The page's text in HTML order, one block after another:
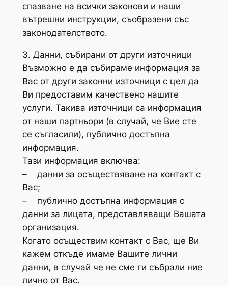
спазване на всички законови и наши
вътрешни инструкции, съобразени със
законодателството.
3. Данни, събирани от други източници
Възможно е да събираме информация за
Вас от други законни източници с цел да
Ви предоставим качествено нашите
услуги. Такива източници са информация
от наши партньори (в случай, че Вие сте
се съгласили), публично достъпна
информация.
Тази информация включва:
– данни за осъществяване на контакт с
Вас;
– публично достъпна информация с
данни за лицата, представляващи Вашата
организация.
Когато осъществим контакт с Вас, ще Ви
кажем откъде имаме Вашите лични
данни, в случай че не сме ги събрали ние
лично от Вас.